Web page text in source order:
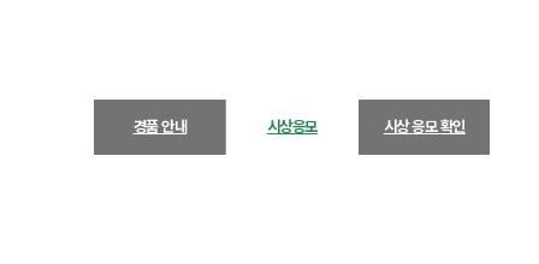
경품 안내 시상응모 시상 응모 확인